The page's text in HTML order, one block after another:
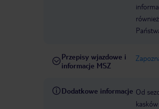
Przepisy wjazdowe i
informacje MSZ
Dodatkowe informacje Od